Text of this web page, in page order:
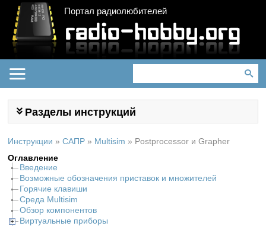
Портал радиолюбителей
Разделы инструкций
Инструкции » САПР » Multisim » Postprocessor и Grapher
Оглавление
Введение
Возможные обозначения приставок и множителей
Горячие клавиши
Среда Multisim
Обзор компонентов
Виртуальные приборы